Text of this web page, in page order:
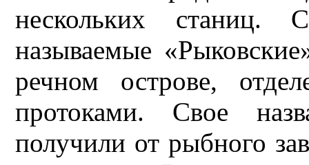
нескольких
называемые
речном острове,
протоками. Свое
получили от рыбного